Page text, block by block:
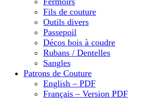
Fils de couture
Outils divers
Passepoil
Décos bois à coudre
Rubans / Dentelles
Sangles
Patrons de Couture
English – PDF
Français – Version PDF